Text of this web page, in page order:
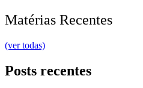
Matérias Recentes
(ver todas)
Posts recentes